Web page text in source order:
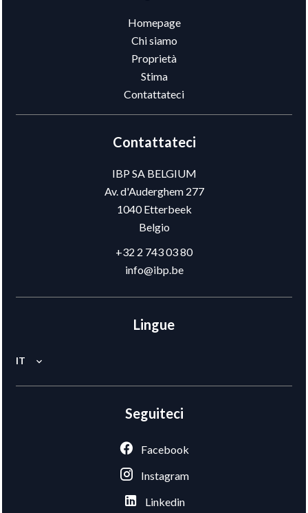
Homepage
Chi siamo
Proprietà
Stima
Contattateci
Contattateci
IBP SA BELGIUM
Av. d'Auderghem 277
1040Etterbeek
Belgio
+32 2 743 03 80
info@ibp.be
Lingue
IT
Seguiteci
Facebook
Instagram
Linkedin